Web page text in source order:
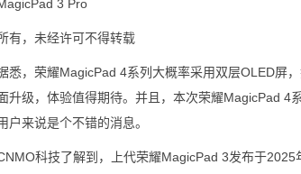
3 Pro
有，未经许可不得转载
，荣耀MagicPad 4系列大概率采用双层OLED屏，
升级，体验值得期待。并且，本次荣耀MagicPad 4
户来说是个不错的消息。
科技了解到，上代荣耀MagicPad 3发布于2025